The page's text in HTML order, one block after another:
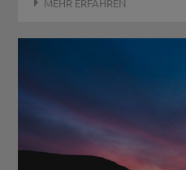
MEHR ERFAHREN